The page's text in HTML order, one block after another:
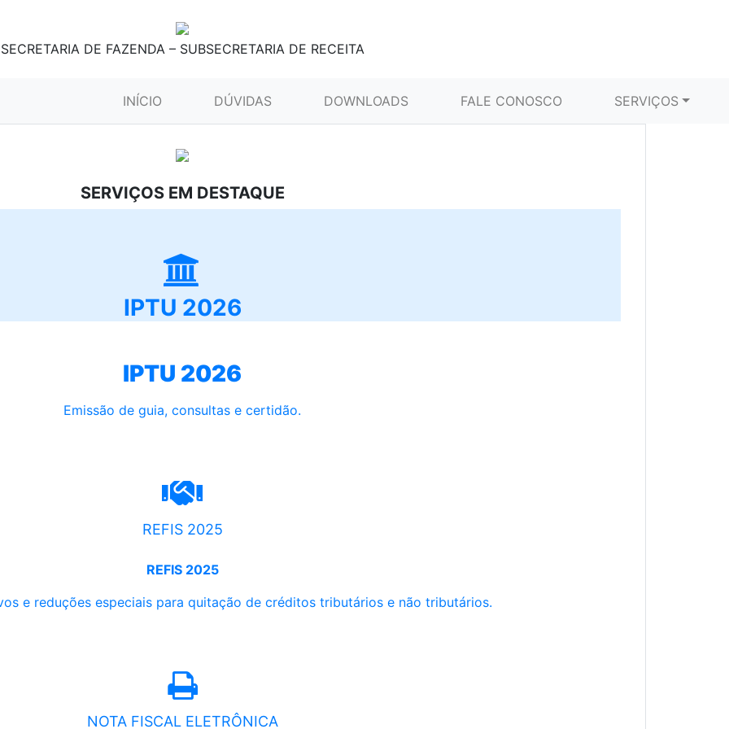
SECRETARIA DE FAZENDA – SUBSECRETARIA DE RECEITA
INÍCIO (CURRENT)DÚVIDAS DOWNLOADS FALE CONOSCO SERVIÇOS
SERVIÇOS EM DESTAQUE
IPTU 2026
IPTU 2026
Emissão de guia, consultas e certidão.
REFIS 2025
REFIS 2025
e reduções especiais para quitação de créditos tributários e não tributários.
NOTA FISCAL ELETRÔNICA